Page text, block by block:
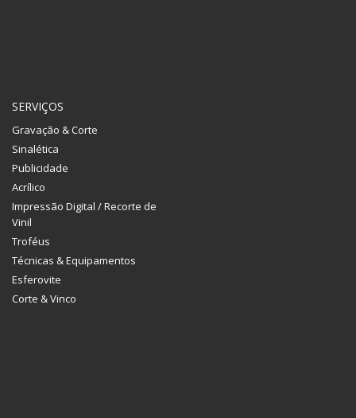
SERVIÇOS
Gravação & Corte
Sinalética
Publicidade
Acrílico
Impressão Digital / Recorte de
Vinil
Troféus
Técnicas & Equipamentos
Esferovite
Corte & Vinco